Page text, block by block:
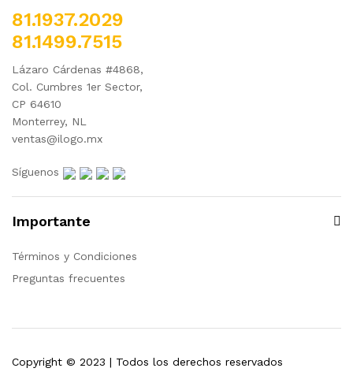
81.1937.2029
81.1499.7515
Lázaro Cárdenas #4868,
Col. Cumbres 1er Sector,
CP 64610
Monterrey, NL
ventas@ilogo.mx
Síguenos
Importante
Términos y Condiciones
Preguntas frecuentes
Copyright © 2023 | Todos los derechos reservados